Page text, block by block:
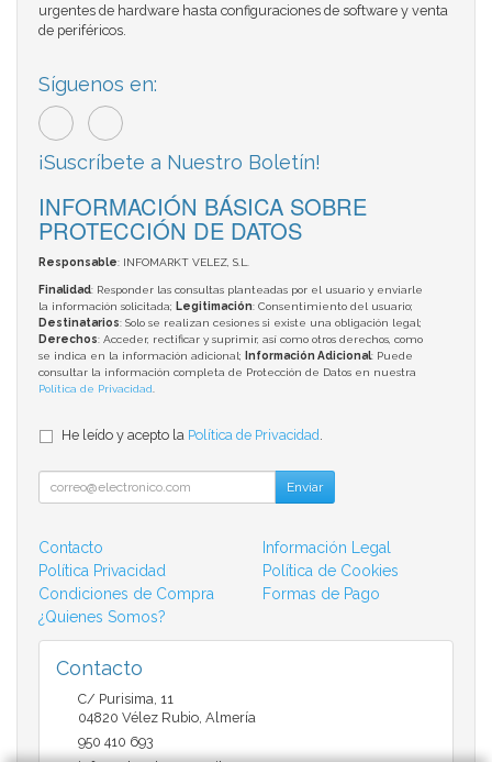
urgentes de hardware hasta configuraciones de software y venta
de periféricos.
Síguenos en:
¡Suscríbete a Nuestro Boletín!
INFORMACIÓN BÁSICA SOBRE
PROTECCIÓN DE DATOS
Responsable: INFOMARKT VELEZ, S.L.
Finalidad: Responder las consultas planteadas por el usuario y enviarle
la información solicitada; Legitimación: Consentimiento del usuario;
Destinatarios: Solo se realizan cesiones si existe una obligación legal;
Derechos: Acceder, rectificar y suprimir, así como otros derechos, como
se indica en la información adicional;
Información Adicional: Puede
consultar la información completa de Protección de Datos en nuestra
Política de Privacidad
He leído y acepto la Política de Privacidad
Enviar
Contacto
Información Legal
Política Privacidad
Política de Cookies
Condiciones de Compra
Formas de Pago
¿Quienes Somos?
Contacto
C/ Purisima, 11
04820 Vélez Rubio Almería
950 410 693